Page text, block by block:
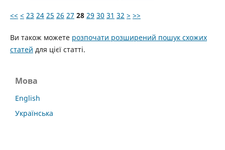
<< < 23 24 25 26 27 28 29 30 31 32 > >>
Ви також можете розпочати розширений пошук схожих
статей для цієї статті.
Мова
English
Українська